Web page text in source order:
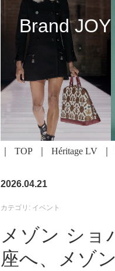
Brand JOY
TOP Héritage LV
2026.04.21
カテゴリ: イベント
メゾン ショ
座へ、メゾ